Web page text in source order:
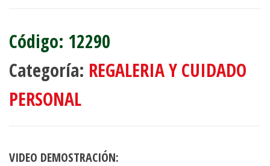
12290
Categoría: REGALERIA Y CUIDADO
PERSONAL
VIDEO DEMOSTRACIÓN: